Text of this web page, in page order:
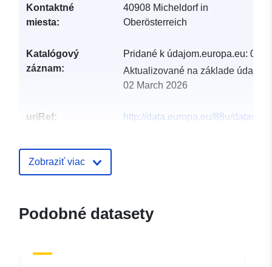
Kontaktné
miesta:
40908 Micheldorf in
Oberösterreich
Katalógový
záznam:
Pridané k údajom.europa.eu: 08
Aktualizované na základe
02 March 2026
uriRef:
http://data.europa.eu/88u/
Zobraziť viac
Podobné datasety